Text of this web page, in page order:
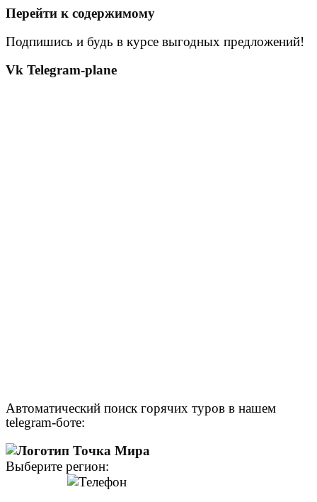
Перейти к содержимому
Подпишись и будь в курсе выгодных предложений!
Vk Telegram-plane
Автоматический поиск горячих туров в нашем
telegram-боте:
Выберите регион: